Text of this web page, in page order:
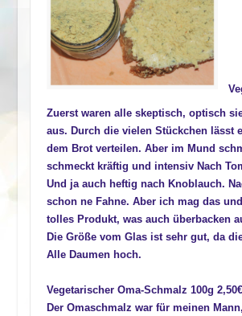
Zuerst waren alle skeptisch, optisch
aus. Durch die vielen Stückchen lässt
dem Brot verteilen. Aber im Mund
schmeckt kräftig und intensiv Nach
Und ja auch heftig nach Knoblauch.
schon ne Fahne. Aber ich mag das
tolles Produkt, was auch überbacken
Die Größe vom Glas ist sehr gut, da
Alle Daumen hoch.
Vegetarischer Oma-Schmalz 100g 2,50€
Der Omaschmalz war für meinen